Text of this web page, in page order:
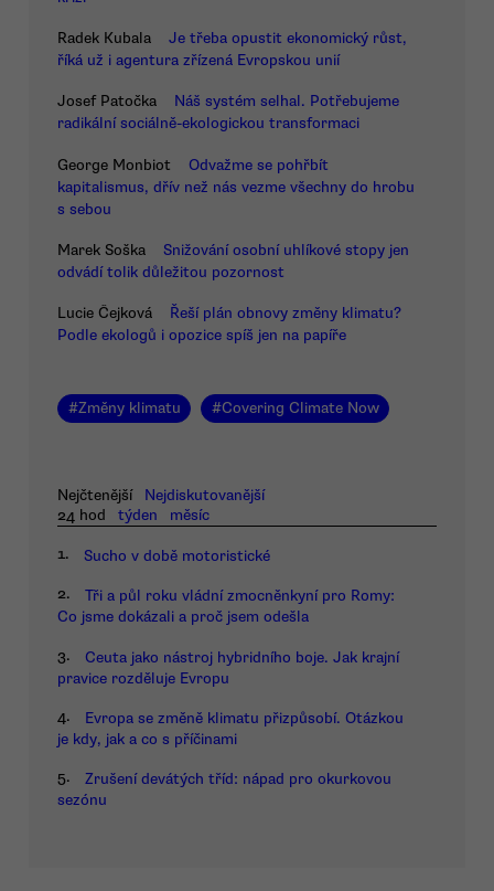
Radek Kubala
Je třeba opustit ekonomický růst,
říká už i agentura zřízená Evropskou unií
Josef Patočka
Náš systém selhal. Potřebujeme
radikální sociálně-ekologickou transformaci
George Monbiot
Odvažme se pohřbít
kapitalismus, dřív než nás vezme všechny do hrobu
s sebou
Marek Soška
Snižování osobní uhlíkové stopy jen
odvádí tolik důležitou pozornost
Lucie Čejková
Řeší plán obnovy změny klimatu?
Podle ekologů i opozice spíš jen na papíře
#Změny klimatu #Covering Climate Now
Nejčtenější
Nejdiskutovanější
24 hod
týden měsíc
1. Sucho v době motoristické
2.
Tři a půl roku vládní zmocněnkyní pro Romy:
Co jsme dokázali a proč jsem odešla
3.
Ceuta jako nástroj hybridního boje. Jak krajní
pravice rozděluje Evropu
4.
Evropa se změně klimatu přizpůsobí. Otázkou
je kdy, jak a co s příčinami
5.
Zrušení devátých tříd: nápad pro okurkovou
sezónu